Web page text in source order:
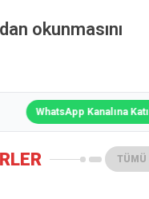
okunmasını
WhatsApp Kanalına Katıl
TÜMÜ